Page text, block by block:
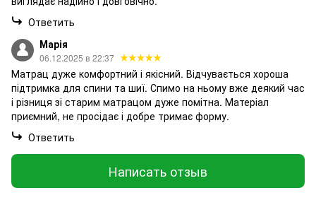
Ответить
Марія
06.12.2025 в 22:37
Матрац дуже комфортний і якісний. Відчувається хороша
підтримка для спини та шиї. Спимо на ньому вже деякий час
і різниця зі старим матрацом дуже помітна. Матеріал
приємний, не просідає і добре тримає форму.
Ответить
Написать отзыв